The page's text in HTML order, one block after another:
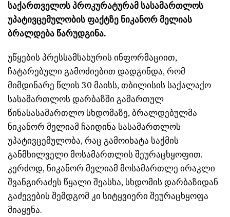
საქართველოს პროკურატურამ სასამართლოს
უპატივცემულობის ფაქტზე ნიკანორ მელიას
ბრალდება წარუდგინა.
უწყების პრესსამსახურის ინფორმაციით,
ჩატარებული გამოძიებით დადგინდა, რომ
მიმდინარე წლის 30 მაისს, თბილისის საქალაქო
სასამართლოს დარბაზში გამართულ
წინასასამართლო სხდომაზე, ბრალდებულმა
ნიკანორ მელიამ ჩაიდინა სასამართლოს
უპატივცემულობა, რაც გამოიხატა საქმის
განმხილველი მოსამართლის შეურაცხყოფით.
კერძოდ, ნიკანორ მელიამ მოსამართლე ირაკლი
შვანგირაძეს წყალი შეასხა, სხდომის დარბაზიდან
გაძევების შემდგომ კი სიტყვიერი შეურაცხყოფა
მიაყენა.